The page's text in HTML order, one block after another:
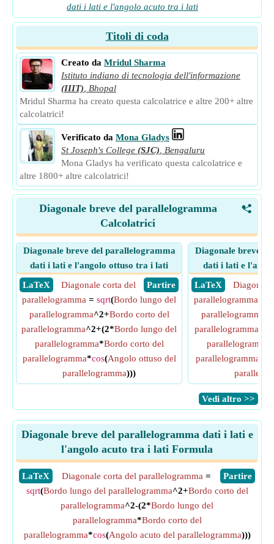
dati i lati e l'angolo acuto tra i lati
Titoli di coda
Creato da Mridul Sharma
Istituto indiano di tecnologia dell'informazione
(IIIT)
Bhopal
Mridul Sharma ha creato questa calcolatrice e altre 200+ altre
calcolatrici!
Verificato da Mona Gladys
St Joseph's College (SJC)
Bengaluru
Mona Gladys ha verificato questa calcolatrice e
altre 1800+ altre calcolatrici!
<
Diagonale breve del parallelogramma
Calcolatrici
Diagonale breve del parallelogramma
dati i lati e l'angolo ottuso tra i lati
​ LaTeX
​ Partire
Diagonale corta del
parallelogramma = sqrt(Bordo lungo del
parallelogramma^2+Bordo corto del
parallelogramma^2+(2*Bordo lungo del
parallelogramma*Bordo corto del
parallelogramma*cos(Angolo ottuso del
parallelogramma)))
Diagonale breve
dati i lati e
​ LaTeX
parallelogramma
parallelogramma
parallelogramma
parallelogramma
parallelogramma
​Vedi altro >>
Diagonale breve del parallelogramma dati i lati e
l'angolo acuto tra i lati Formula
​LaTeX ​Partire
Diagonale corta del parallelogramma =
sqrt(Bordo lungo del parallelogramma^2+Bordo corto del
parallelogramma^2-(2*Bordo lungo del
parallelogramma*Bordo corto del
parallelogramma*cos(Angolo acuto del parallelogramma)))